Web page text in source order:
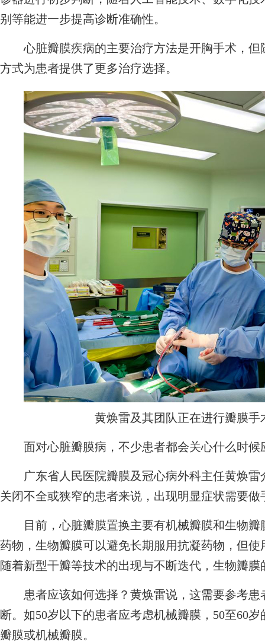
别等能进一步提高诊断准确性。
心脏瓣膜疾病的主要治疗方法是开胸手术，但
方式为患者提供了更多治疗选择。
黄焕雷及其团队正在进行瓣膜手
面对心脏瓣膜病，不少患者都会关心什么时候
广东省人民医院瓣膜及冠心病外科主任黄焕雷
关闭不全或狭窄的患者来说，出现明显症状需要
目前，心脏瓣膜置换主要有机械瓣膜和生物瓣
药物，生物瓣膜可以避免长期服用抗凝药物，但
随着新型干瓣等技术的出现与不断迭代，生物瓣
患者应该如何选择？黄焕雷说，这需要参考患
断。如50岁以下的患者应考虑机械瓣膜，50至60
瓣膜或机械瓣膜。